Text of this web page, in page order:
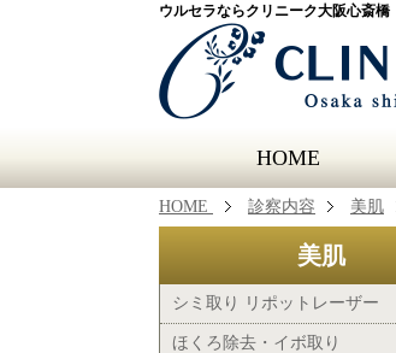
ウルセラならクリニーク大阪心斎橋
HOME
HOME 診察内容 美肌
美肌
シミ取り リポットレーザー
ほくろ除去・イボ取り